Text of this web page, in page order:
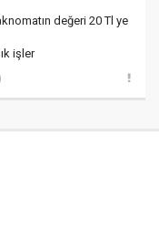
değeri 20 Tl ye
işler